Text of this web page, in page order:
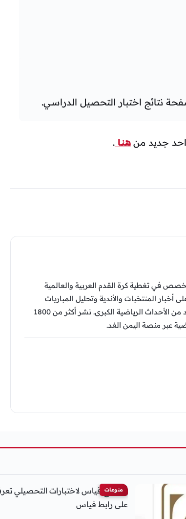
نتائج اختبار التحصيل الدراسي.
جديد منهنا.
في تغطية كرة القدم العربية والعالمية
أخبار المنتخبات والأندية وتحليل المباريات
والتقارير الرياضية، وشارك في تغطية العديد من الأحداث الرياضية الكبرى. نشر أكثر من 1800
عبر منصة اليمن الغد.
منوعات